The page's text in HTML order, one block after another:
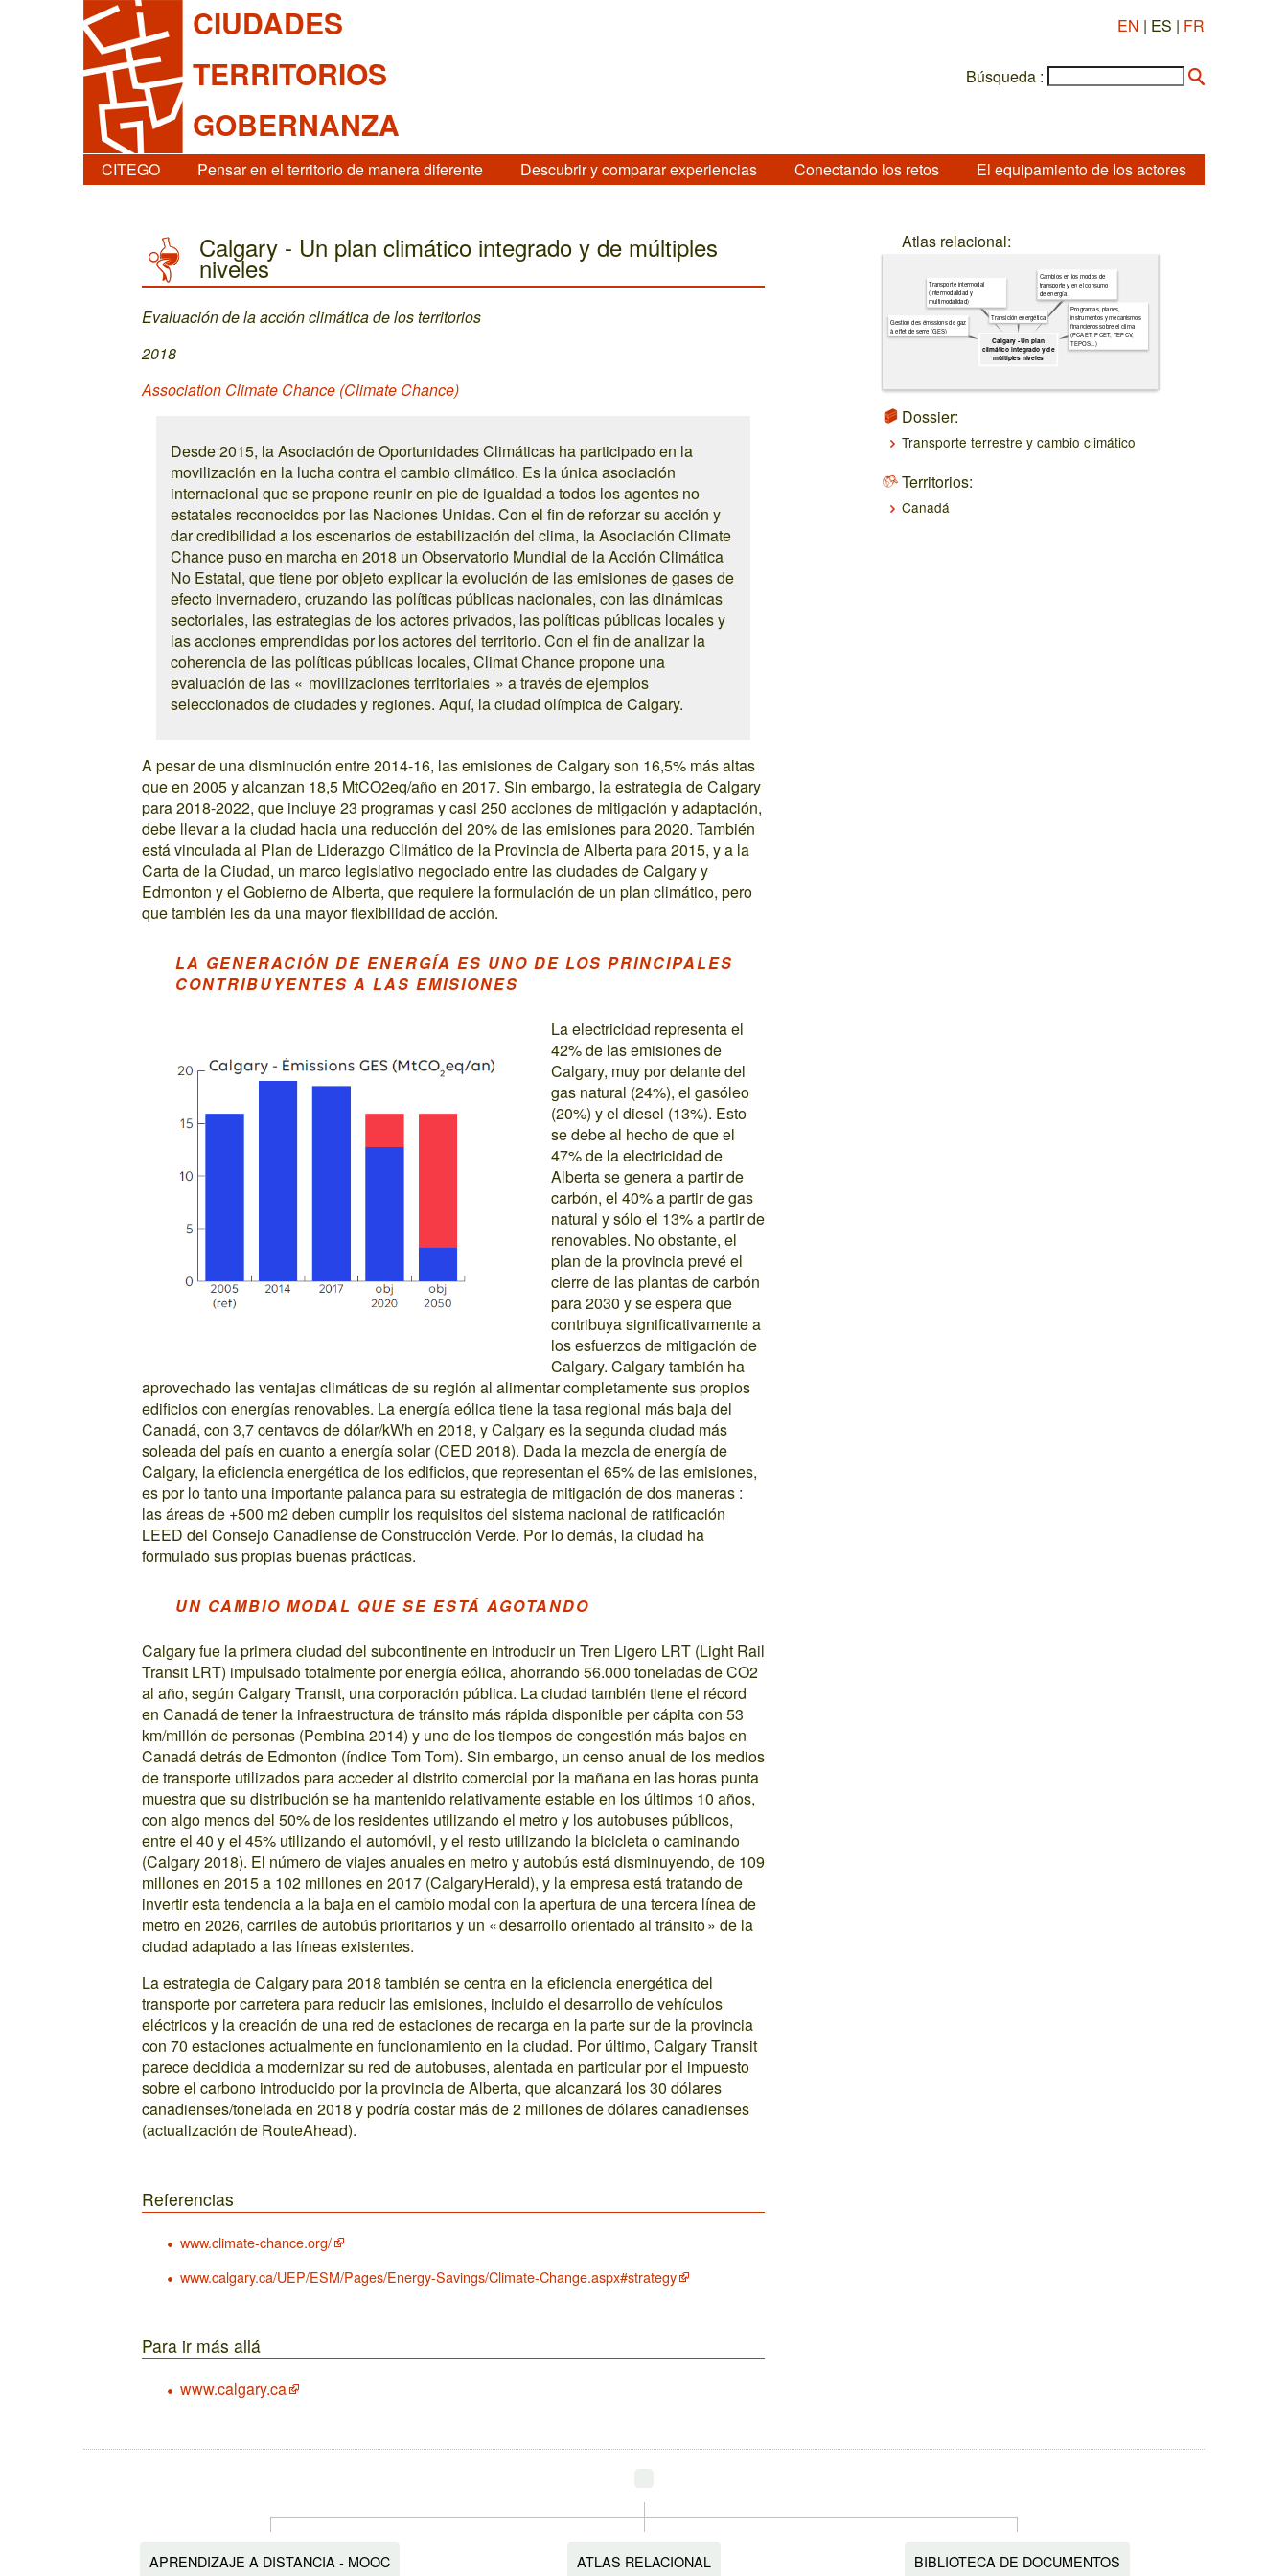
CIUDADES
TERRITORIOS
GOBERNANZA
EN | ES | FR
Búsqueda :
CITEGO Pensar en el territorio de manera diferente Descubrir y comparar experiencias Conectando los retos El equipamiento de los actores
Calgary - Un plan climático integrado y de múltiples
niveles
Evaluación de la acción climática de los territorios
2018
Association Climate Chance (Climate Chance)
Desde 2015, la Asociación de Oportunidades Climáticas ha participado en la
movilización en la lucha contra el cambio climático. Es la única asociación
internacional que se propone reunir en pie de igualdad a todos los agentes no
estatales reconocidos por las Naciones Unidas. Con el fin de reforzar su acción y
dar credibilidad a los escenarios de estabilización del clima, la Asociación Climate
Chance puso en marcha en 2018 un Observatorio Mundial de la Acción Climática
No Estatal, que tiene por objeto explicar la evolución de las emisiones de gases de
efecto invernadero, cruzando las políticas públicas nacionales, con las dinámicas
sectoriales, las estrategias de los actores privados, las políticas públicas locales y
las acciones emprendidas por los actores del territorio. Con el fin de analizar la
coherencia de las políticas públicas locales, Climat Chance propone una
evaluación de las « movilizaciones territoriales » a través de ejemplos
seleccionados de ciudades y regiones. Aquí, la ciudad olímpica de Calgary.
A pesar de una disminución entre 2014-16, las emisiones de Calgary son 16,5% más altas
que en 2005 y alcanzan 18,5 MtCO2eq/año en 2017. Sin embargo, la estrategia de Calgary
para 2018-2022, que incluye 23 programas y casi 250 acciones de mitigación y adaptación,
debe llevar a la ciudad hacia una reducción del 20% de las emisiones para 2020. También
está vinculada al Plan de Liderazgo Climático de la Provincia de Alberta para 2015, y a la
Carta de la Ciudad, un marco legislativo negociado entre las ciudades de Calgary y
Edmonton y el Gobierno de Alberta, que requiere la formulación de un plan climático, pero
que también les da una mayor flexibilidad de acción.
LA GENERACIÓN DE ENERGÍA ES UNO DE LOS PRINCIPALES
CONTRIBUYENTES A LAS EMISIONES
La electricidad representa el
42% de las emisiones de
Calgary, muy por delante del
gas natural (24%), el gasóleo
(20%) y el diesel (13%). Esto
se debe al hecho de que el
47% de la electricidad de
Alberta se genera a partir de
carbón, el 40% a partir de gas
natural y sólo el 13% a partir de
renovables. No obstante, el
plan de la provincia prevé el
cierre de las plantas de carbón
para 2030 y se espera que
contribuya significativamente a
los esfuerzos de mitigación de
Calgary. Calgary también ha
aprovechado las ventajas climáticas de su región al alimentar completamente sus propios
edificios con energías renovables. La energía eólica tiene la tasa regional más baja del
Canadá, con 3,7 centavos de dólar/kWh en 2018, y Calgary es la segunda ciudad más
soleada del país en cuanto a energía solar (CED 2018). Dada la mezcla de energía de
Calgary, la eficiencia energética de los edificios, que representan el 65% de las emisiones,
es por lo tanto una importante palanca para su estrategia de mitigación de dos maneras :
las áreas de +500 m2 deben cumplir los requisitos del sistema nacional de ratificación
LEED del Consejo Canadiense de Construcción Verde. Por lo demás, la ciudad ha
formulado sus propias buenas prácticas.
UN CAMBIO MODAL QUE SE ESTÁ AGOTANDO
Calgary fue la primera ciudad del subcontinente en introducir un Tren Ligero LRT (Light Rail
Transit LRT) impulsado totalmente por energía eólica, ahorrando 56.000 toneladas de CO2
al año, según Calgary Transit, una corporación pública. La ciudad también tiene el récord
en Canadá de tener la infraestructura de tránsito más rápida disponible per cápita con 53
km/millón de personas (Pembina 2014) y uno de los tiempos de congestión más bajos en
Canadá detrás de Edmonton (índice Tom Tom). Sin embargo, un censo anual de los medios
de transporte utilizados para acceder al distrito comercial por la mañana en las horas punta
muestra que su distribución se ha mantenido relativamente estable en los últimos 10 años,
con algo menos del 50% de los residentes utilizando el metro y los autobuses públicos,
entre el 40 y el 45% utilizando el automóvil, y el resto utilizando la bicicleta o caminando
(Calgary 2018). El número de viajes anuales en metro y autobús está disminuyendo, de 109
millones en 2015 a 102 millones en 2017 (CalgaryHerald), y la empresa está tratando de
invertir esta tendencia a la baja en el cambio modal con la apertura de una tercera línea de
metro en 2026, carriles de autobús prioritarios y un « desarrollo orientado al tránsito » de la
ciudad adaptado a las líneas existentes.
La estrategia de Calgary para 2018 también se centra en la eficiencia energética del
transporte por carretera para reducir las emisiones, incluido el desarrollo de vehículos
eléctricos y la creación de una red de estaciones de recarga en la parte sur de la provincia
con 70 estaciones actualmente en funcionamiento en la ciudad. Por último, Calgary Transit
parece decidida a modernizar su red de autobuses, alentada en particular por el impuesto
sobre el carbono introducido por la provincia de Alberta, que alcanzará los 30 dólares
canadienses/tonelada en 2018 y podría costar más de 2 millones de dólares canadienses
(actualización de RouteAhead).
Referencias
www.climate-chance.org/
www.calgary.ca/UEP/ESM/Pages/Energy-Savings/Climate-Change.aspx#strategy
Para ir más allá
www.calgary.ca
Atlas relacional:
Calgary - Un plan
climático integrado y de
múltiples niveles
Programas, planes,
instrumentos y mecanismos
financieros sobre el clima
(PCAET, PCET, TEPCV,
TEPOS...)
Cambios en los modos de
transporte y en el consumo
de energía
Transición energética
Transporte intermodal
(intermodalidad y
multimodalidad)
Gestion des émissions de gaz
à effet de serre (GES)
Dossier:
Transporte terrestre y cambio climático
Territorios:
Canadá
APRENDIZAJE A DISTANCIA - MOOC ATLAS RELACIONAL BIBLIOTECA DE DOCUMENTOS